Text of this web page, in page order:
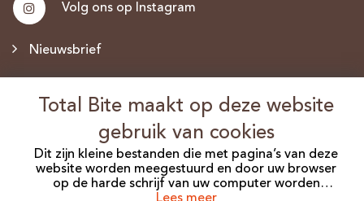
Volg ons op Instagram
Nieuwsbrief
©2026 Total Bite. Alle Rechten Voorbehouden.
Total Bite maakt op deze website
gebruik van cookies
Dit zijn kleine bestanden die met pagina’s van deze
website worden meegestuurd en door uw browser
op de harde schrijf van uw computer worden